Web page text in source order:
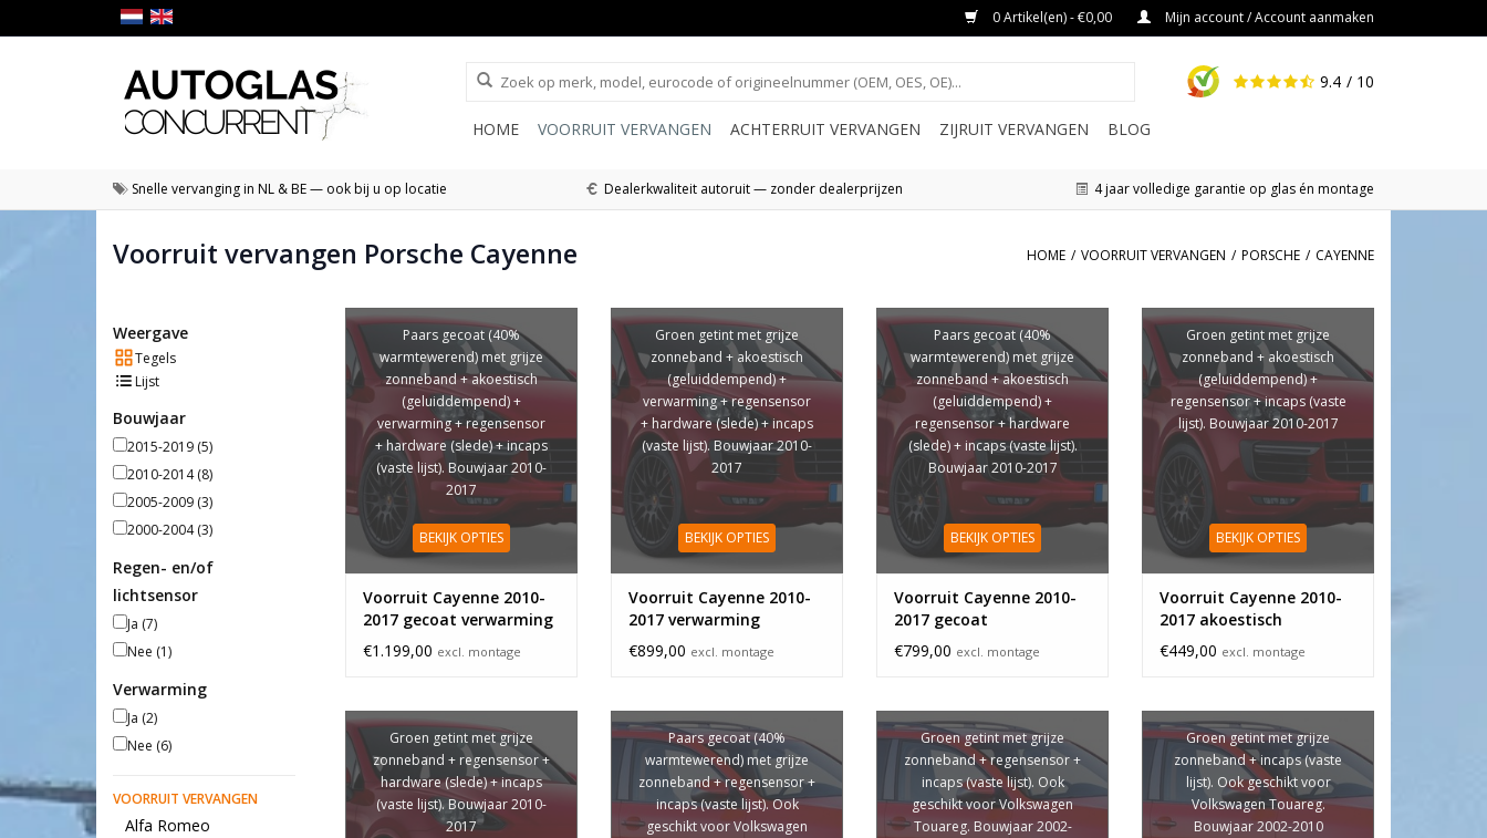
0 Artikel(en) - €0,00 Mijn account / Account aanmaken
9.4 / 10
HOME VOORRUIT VERVANGEN ACHTERRUIT VERVANGEN ZIJRUIT VERVANGEN BLOG
Snelle vervanging in NL & BE — ook bij u op locatie Dealerkwaliteit autoruit — zonder dealerprijzen 4 jaar volledige garantie op glas én montage
Voorruit vervangen Porsche Cayenne HOME / VOORRUIT VERVANGEN / PORSCHE / CAYENNE
Weergave
Tegels
Lijst
Bouwjaar
2015-2019 (5)
2010-2014(8)
2005-2009 (3)
2000-2004(3)
Regen- en/of
lichtsensor
Ja (7)
Nee (1)
Verwarming
Ja (2)
Nee (6)
VOORRUIT VERVANGEN
Alfa Romeo
Paars gecoat (40%
warmtewerend) met grijze
zonneband + akoestisch
(geluiddempend) +
verwarming + regensensor
+ hardware (slede) + incaps
(vaste lijst). Bouwjaar 2010-
2017
BEKIJK OPTIES
Voorruit Cayenne 2010-
2017 gecoat verwarming
€1.199,00 excl. montage
Groen getint met grijze
zonneband + akoestisch
(geluiddempend) +
verwarming + regensensor
+ hardware (slede) + incaps
(vaste lijst). Bouwjaar 2010-
2017
BEKIJK OPTIES
Voorruit Cayenne 2010-
2017 verwarming
€899,00 excl. montage
Paars gecoat (40%
warmtewerend) met grijze
zonneband + akoestisch
(geluiddempend) +
regensensor + hardware
(slede) + incaps (vaste lijst).
Bouwjaar 2010-2017
BEKIJK OPTIES
Voorruit Cayenne 2010-
2017 gecoat
€799,00 excl. montage
Groen getint met grijze
zonneband + akoestisch
(geluiddempend) +
regensensor + incaps (vaste
lijst). Bouwjaar 2010-2017
BEKIJK OPTIES
Voorruit Cayenne 2010-
2017 akoestisch
€449,00 excl. montage
Groen getint met grijze
zonneband + regensensor +
hardware (slede) + incaps
(vaste lijst). Bouwjaar 2010-
2017
Paars gecoat (40%
warmtewerend) met grijze
zonneband + regensensor +
incaps (vaste lijst). Ook
geschikt voor Volkswagen
Groen getint met grijze
zonneband + regensensor +
incaps (vaste lijst). Ook
geschikt voor Volkswagen
Touareg. Bouwjaar 2002-
Groen getint met grijze
zonneband + incaps (vaste
lijst). Ook geschikt voor
Volkswagen Touareg.
Bouwjaar 2002-2010